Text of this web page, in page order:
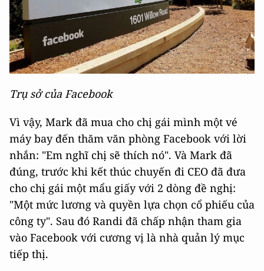
Trụ sở của Facebook
Vì vậy, Mark đã mua cho chị gái mình một vé
máy bay đến thăm văn phòng Facebook với lời
nhắn: "Em nghĩ chị sẽ thích nó". Và Mark đã
đúng, trước khi kết thúc chuyến đi CEO đã đưa
cho chị gái một mẩu giấy với 2 dòng đề nghị:
"Một mức lương và quyền lựa chọn cổ phiếu của
công ty". Sau đó Randi đã chấp nhận tham gia
vào Facebook với cương vị là nhà quản lý mục
tiếp thị.